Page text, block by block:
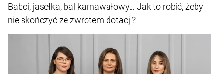
Babci, jasełka, bal karnawałowy… Jak to robić, żeby
nie skończyć ze zwrotem dotacji?